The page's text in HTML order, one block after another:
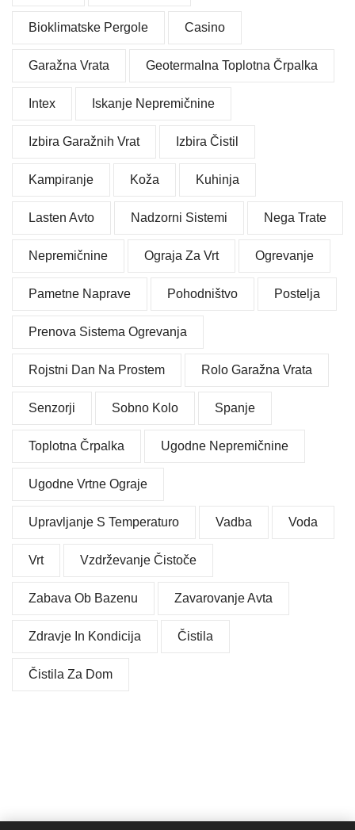
Bioklimatske Pergole Casino
Garažna Vrata Geotermalna Toplotna Črpalka
Intex Iskanje Nepremičnine
Izbira Garažnih Vrat Izbira Čistil
Kampiranje Koža Kuhinja
Lasten Avto Nadzorni Sistemi Nega Trate
Nepremičnine Ograja Za Vrt Ogrevanje
Pametne Naprave Pohodništvo Postelja
Prenova Sistema Ogrevanja
Rojstni Dan Na Prostem Rolo Garažna Vrata
Senzorji Sobno Kolo Spanje
Toplotna Črpalka Ugodne Nepremičnine
Ugodne Vrtne Ograje
Upravljanje S Temperaturo Vadba Voda
Vrt Vzdrževanje Čistoče
Zabava Ob Bazenu Zavarovanje Avta
Zdravje In Kondicija Čistila
Čistila Za Dom